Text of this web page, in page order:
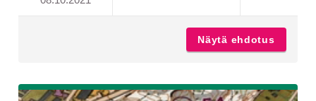
Näytä ehdotus